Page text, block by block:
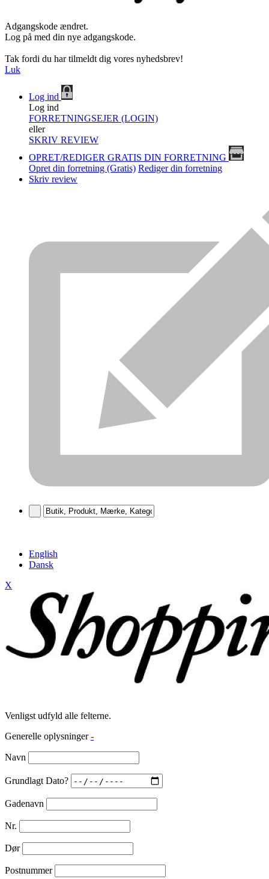
Adgangskode ændret.
Log på med din nye adgangskode.
Tak fordi du har tilmeldt dig vores nyhedsbrev!
Luk
Log ind
Log ind
FORRETNINGSEJER (LOGIN)
eller
SKRIV REVIEW
OPRET/REDIGER GRATIS DIN FORRETNING
Opret din forretning (Gratis) Rediger din forretning
Skriv review
English
Dansk
X
Venligst udfyld alle felterne.
Generelle oplysninger -
Navn
Grundlagt Dato?
Gadenavn
Nr.
Dør
Postnummer